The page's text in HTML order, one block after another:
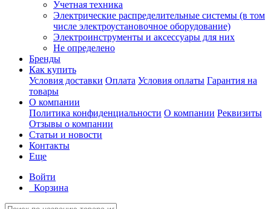
Учетная техника
Электрические распределительные системы (в том
числе электроустановочное оборудование)
Электроинструменты и аксессуары для них
Не определено
Бренды
Как купить
Условия доставки Оплата Условия оплаты Гарантия на
товары
О компании
Политика конфиденциальности О компании Реквизиты
Отзывы о компании
Статьи и новости
Контакты
Еще
Войти
Корзина